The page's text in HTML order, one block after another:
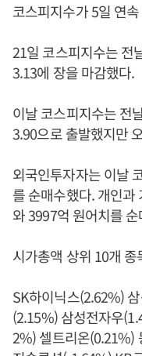
코스피지수가 5일 연
21일 코스피지수는 전
3.13에 장을 마감했다.
이날 코스피지수는 전
3.90으로 출발했지만
외국인투자자는 이날
를 순매수했다. 개인과
와 3997억 원어치를
시가총액 상위 10개
SK하이닉스(2.62%)
(2.15%) 삼성전자우
2%) 셀트리온(0.21%)